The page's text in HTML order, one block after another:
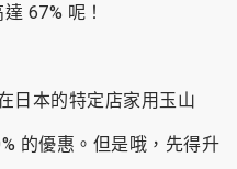
67% 呢！
日本的特定店家用玉山
的優惠。但是哦，先得升